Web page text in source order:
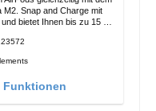
mit
bietet Ihnen bis zu 15 W
Ladewinkel eine einfache
oder horizontal auf Auf
Funktionen